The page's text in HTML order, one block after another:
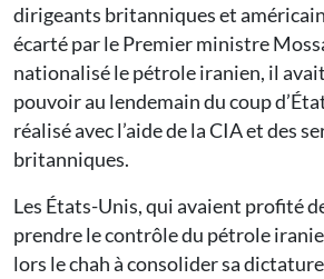
dirigeants britanniques et
écarté par le Premier ministre
nationalisé le pétrole iranien, il
pouvoir au lendemain du coup
réalisé avec l’aide de la CIA et des
britanniques.
Les États-Unis, qui avaient profité
prendre le contrôle du pétrole
lors le chah à consolider sa